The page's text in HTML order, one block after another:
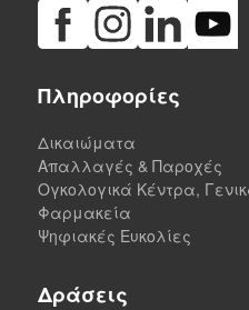
Πληροφορίες
Δικαιώματα
Απαλλαγές & Παροχές
Ογκολογικά Κέντρα,
Φαρμακεία
Ψηφιακές Ευκολίες
Δράσεις